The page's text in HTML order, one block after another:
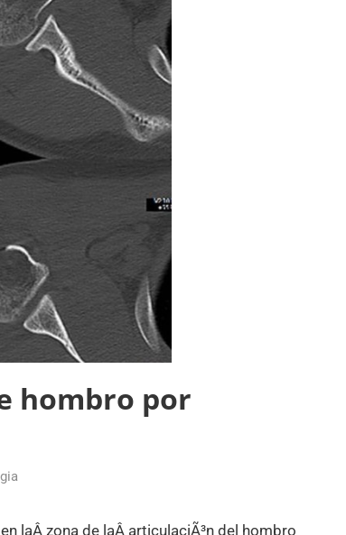
hombro por
laÂ zona de laÂ articulaciÃ³n del hombro